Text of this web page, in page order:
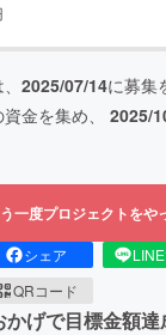
2025/07/14に募集
金を集め、 2025/
一度プロジェクトをや
シェア
QRコード
げで目標金額